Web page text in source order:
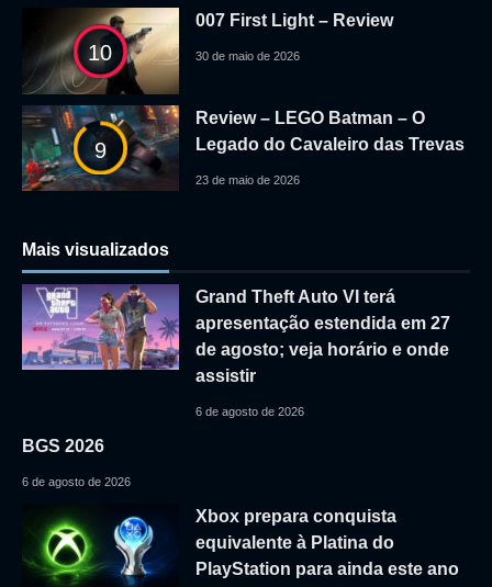
10
007 First Light – Review
30 de maio de 2026
9
Review – LEGO Batman – O
Legado do Cavaleiro das Trevas
23 de maio de 2026
Mais visualizados
Grand Theft Auto VI terá
apresentação estendida em 27
de agosto; veja horário e onde
assistir
6 de agosto de 2026
BGS 2026
6 de agosto de 2026
Xbox prepara conquista
equivalente à Platina do
PlayStation para ainda este ano